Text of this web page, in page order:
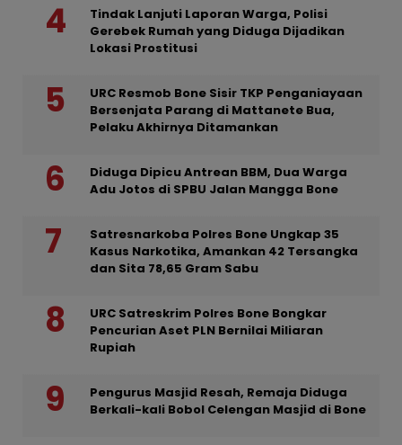
Tindak Lanjuti Laporan Warga, Polisi
Gerebek Rumah yang Diduga Dijadikan
Lokasi Prostitusi
URC Resmob Bone Sisir TKP Penganiayaan
Bersenjata Parang di Mattanete Bua,
Pelaku Akhirnya Ditamankan
Diduga Dipicu Antrean BBM, Dua Warga
Adu Jotos di SPBU Jalan Mangga Bone
Satresnarkoba Polres Bone Ungkap 35
Kasus Narkotika, Amankan 42 Tersangka
dan Sita 78,65 Gram Sabu
URC Satreskrim Polres Bone Bongkar
Pencurian Aset PLN Bernilai Miliaran
Rupiah
Pengurus Masjid Resah, Remaja Diduga
Berkali-kali Bobol Celengan Masjid di Bone